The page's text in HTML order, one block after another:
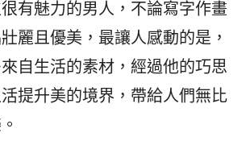
有魅力的男人，不論寫字作畫
麗且優美，最讓人感動的是，
自生活的素材，經過他的巧思
提升美的境界，帶給人們無比